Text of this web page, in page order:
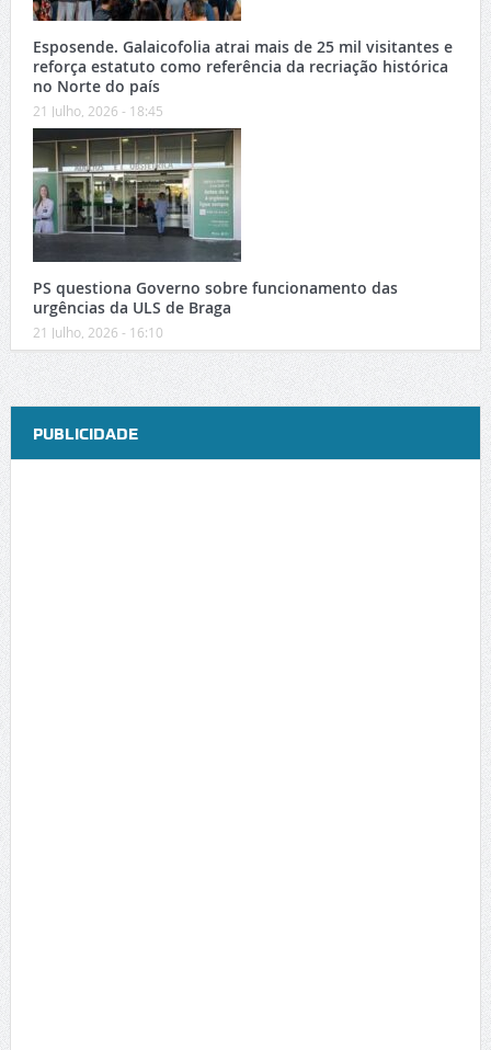
Esposende. Galaicofolia atrai mais de 25 mil visitantes e
reforça estatuto como referência da recriação histórica
no Norte do país
21 Julho, 2026 - 18:45
PS questiona Governo sobre funcionamento das
urgências da ULS de Braga
21 Julho, 2026 - 16:10
PUBLICIDADE